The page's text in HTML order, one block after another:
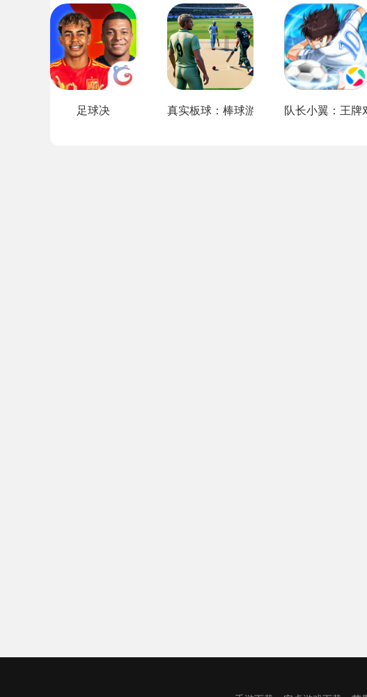
足球决 真实板球：棒球游戏 队长小翼：王牌